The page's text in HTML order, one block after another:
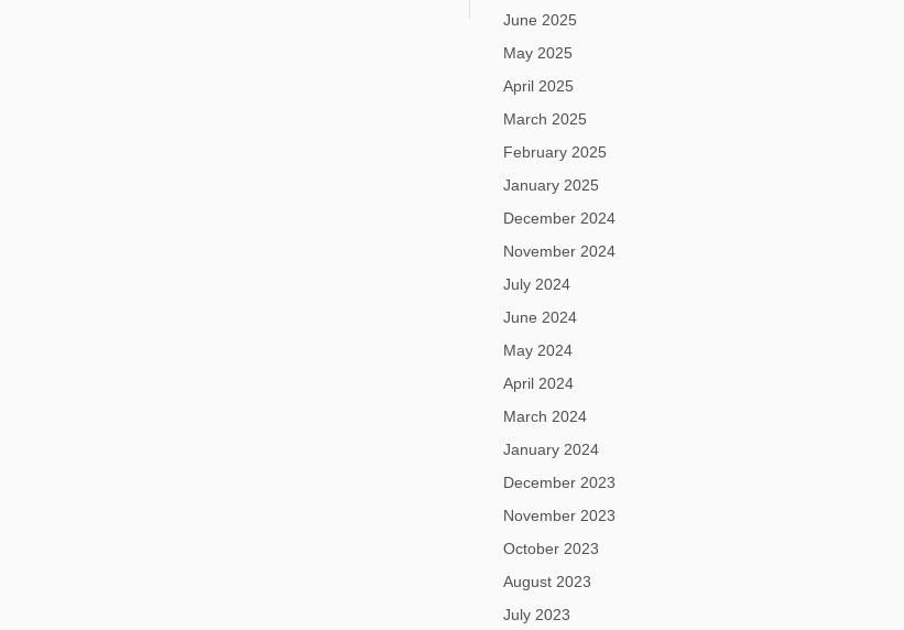
June 2025
May 2025
April 2025
March 2025
February 2025
January 2025
December 2024
November 2024
July 2024
June 2024
May 2024
April 2024
March 2024
January 2024
December 2023
November 2023
October 2023
August 2023
July 2023